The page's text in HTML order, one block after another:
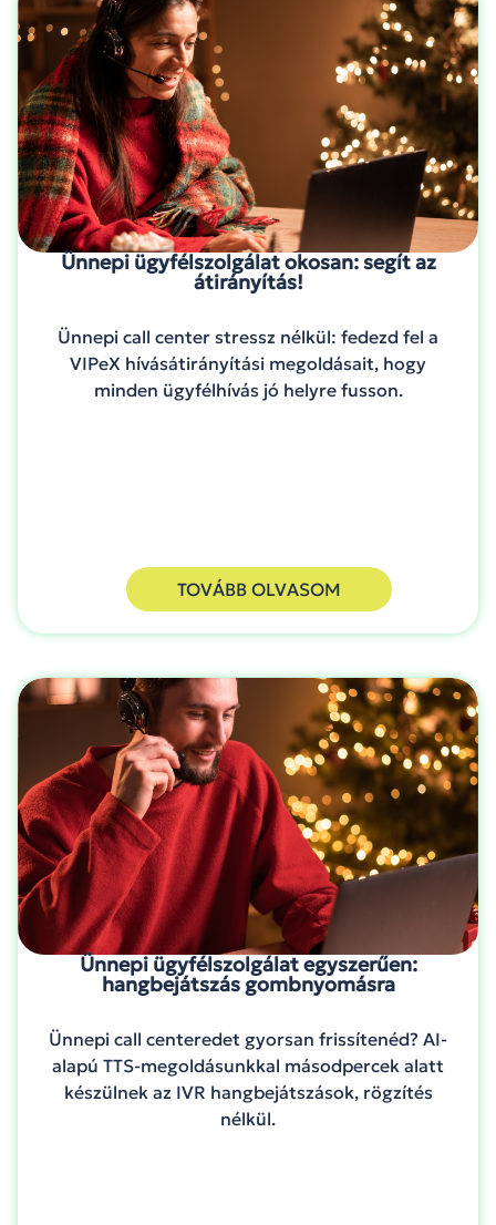
Ünnepi ügyfélszolgálat okosan: segít az
átirányítás!
Ünnepi call center stressz nélkül: fedezd fel a
VIPeX hívásátirányítási megoldásait, hogy
minden ügyfélhívás jó helyre fusson.
TOVÁBB OLVASOM
Ünnepi ügyfélszolgálat egyszerűen:
hangbejátszás gombnyomásra
Ünnepi call centeredet gyorsan frissítenéd? AI-
alapú TTS-megoldásunkkal másodpercek alatt
készülnek az IVR hangbejátszások, rögzítés
nélkül.